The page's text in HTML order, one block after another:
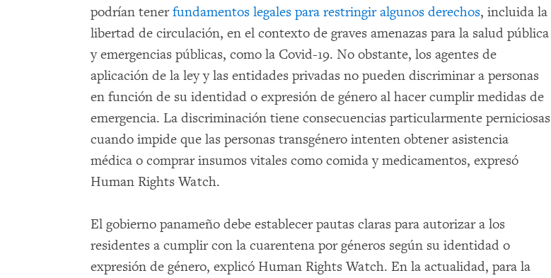
podrían tenerfundamentos legales para restringir algunos derechos, incluida la
libertad de circulación, en el contexto de graves amenazas para la salud pública
y emergencias públicas, como la Covid-19. No obstante, los agentes de
aplicación de la ley y las entidades privadas no pueden discriminar a personas
en función de su identidad o expresión de género al hacer cumplir medidas de
emergencia. La discriminación tiene consecuencias particularmente perniciosas
cuando impide que las personas transgénero intenten obtener asistencia
médica o comprar insumos vitales como comida y medicamentos, expresó
Human Rights Watch.
El gobierno panameño debe establecer pautas claras para autorizar a los
residentes a cumplir con la cuarentena por géneros según su identidad o
expresión de género, explicó Human Rights Watch. En la actualidad, para la